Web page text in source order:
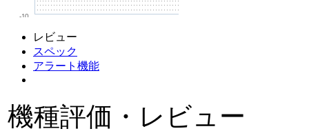
-10
レビュー
スペック
アラート機能
機種評価・レビュー